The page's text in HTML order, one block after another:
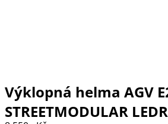
Výklopná helma AGV
STREETMODULAR